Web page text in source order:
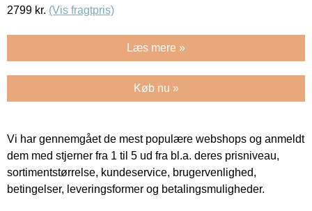
2799 kr. (Vis fragtpris)
Læs mere »
Køb nu »
Vi har gennemgået de mest populære webshops og anmeldt
dem med stjerner fra 1 til 5 ud fra bl.a. deres prisniveau,
sortimentstørrelse, kundeservice, brugervenlighed,
betingelser, leveringsformer og betalingsmuligheder.